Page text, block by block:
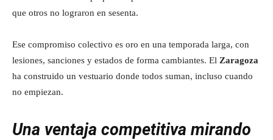
que otros no lograron en sesenta.
Ese compromiso colectivo es oro en una temporada larga, con
lesiones, sanciones y estados de forma cambiantes. El Zaragoza
ha construido un vestuario donde todos suman, incluso cuando
no empiezan.
Una ventaja competitiva mirando